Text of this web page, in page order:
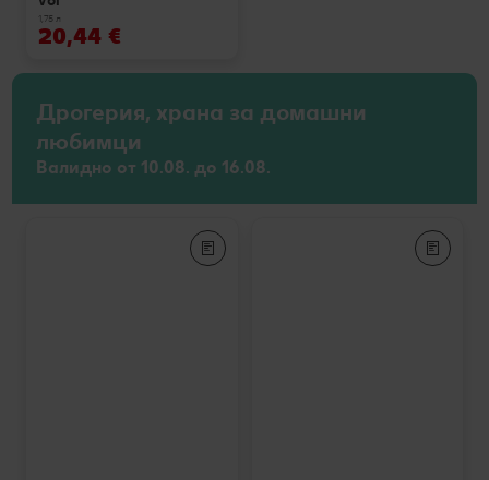
1,75 л
20,44 €
Дрогерия, храна за домашни
любимци
Валидно от 10.08. до 16.08.